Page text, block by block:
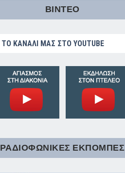
ΒΙΝΤΕΟ
ΤΟ ΚΑΝΑΛΙ ΜΑΣ ΣΤΟ YOUTUBE
ΡΑΔΙΟΦΩΝΙΚΕΣ ΕΚΠΟΜΠΕΣ